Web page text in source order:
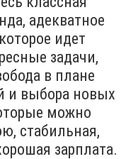
адекватное
идет
задачи,
в плане
и выбора новых
можно
стабильная,
зарплата.